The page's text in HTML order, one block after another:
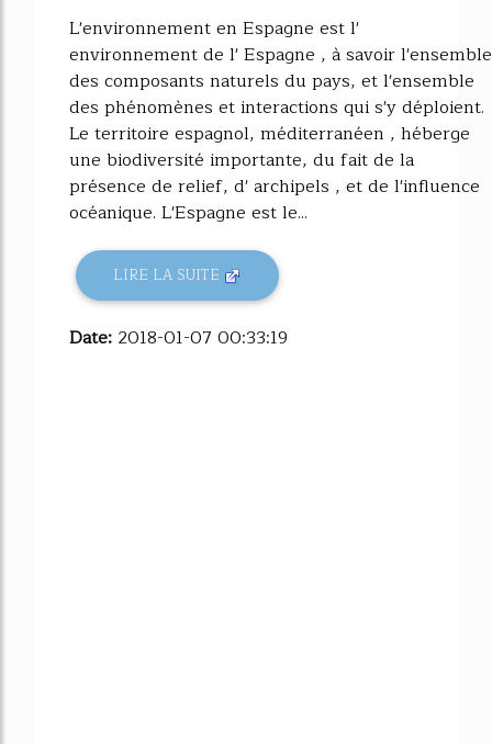
L'environnement en Espagne est l'
environnement de l' Espagne , à savoir l'ensemble
des composants naturels du pays, et l'ensemble
des phénomènes et interactions qui s'y déploient.
Le territoire espagnol, méditerranéen , héberge
une biodiversité importante, du fait de la
présence de relief, d' archipels , et de l'influence
océanique. L'Espagne est le...
LIRE LA SUITE
Date: 2018-01-07 00:33:19